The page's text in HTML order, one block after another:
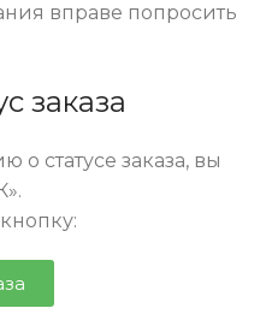
вправе попросить
заказа
статусе заказа, вы